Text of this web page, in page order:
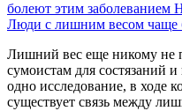
болеют этим заболеванием
Люди с лишним весом чаще
Лишний вес еще никому не
сумоистам для состязаний
одно исследование, в ходе
существует связь между